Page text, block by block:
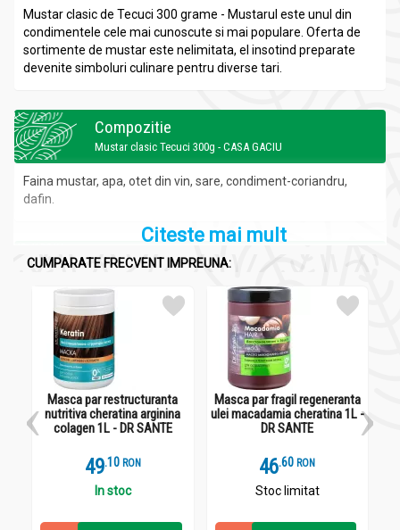
Mustar clasic de Tecuci 300 grame - Mustarul este unul din
condimentele cele mai cunoscute si mai populare. Oferta de
sortimente de mustar este nelimitata, el insotind preparate
devenite simboluri culinare pentru diverse tari.
Compozitie
Mustar clasic Tecuci 300g - CASA GACIU
Faina mustar, apa, otet din vin, sare, condiment-coriandru,
dafin.
Recomandari
Se pastreaza la loc uscat si racoros la maxim 21
Administrare
Mustar clasic Tecuci 300g - CASA GACIU
Este ideal pentru sosuri si pentru a da gust salatelor.
Citeste mai mult
CUMPARATE FRECVENT IMPREUNA:
Masca par restructuranta
nutritiva cheratina arginina
colagen 1L - DR SANTE
49.1 RON
In stoc
Masca par fragil regeneranta
ulei macadamia cheratina 1L -
DR SANTE
46.6 RON
Stoc limitat